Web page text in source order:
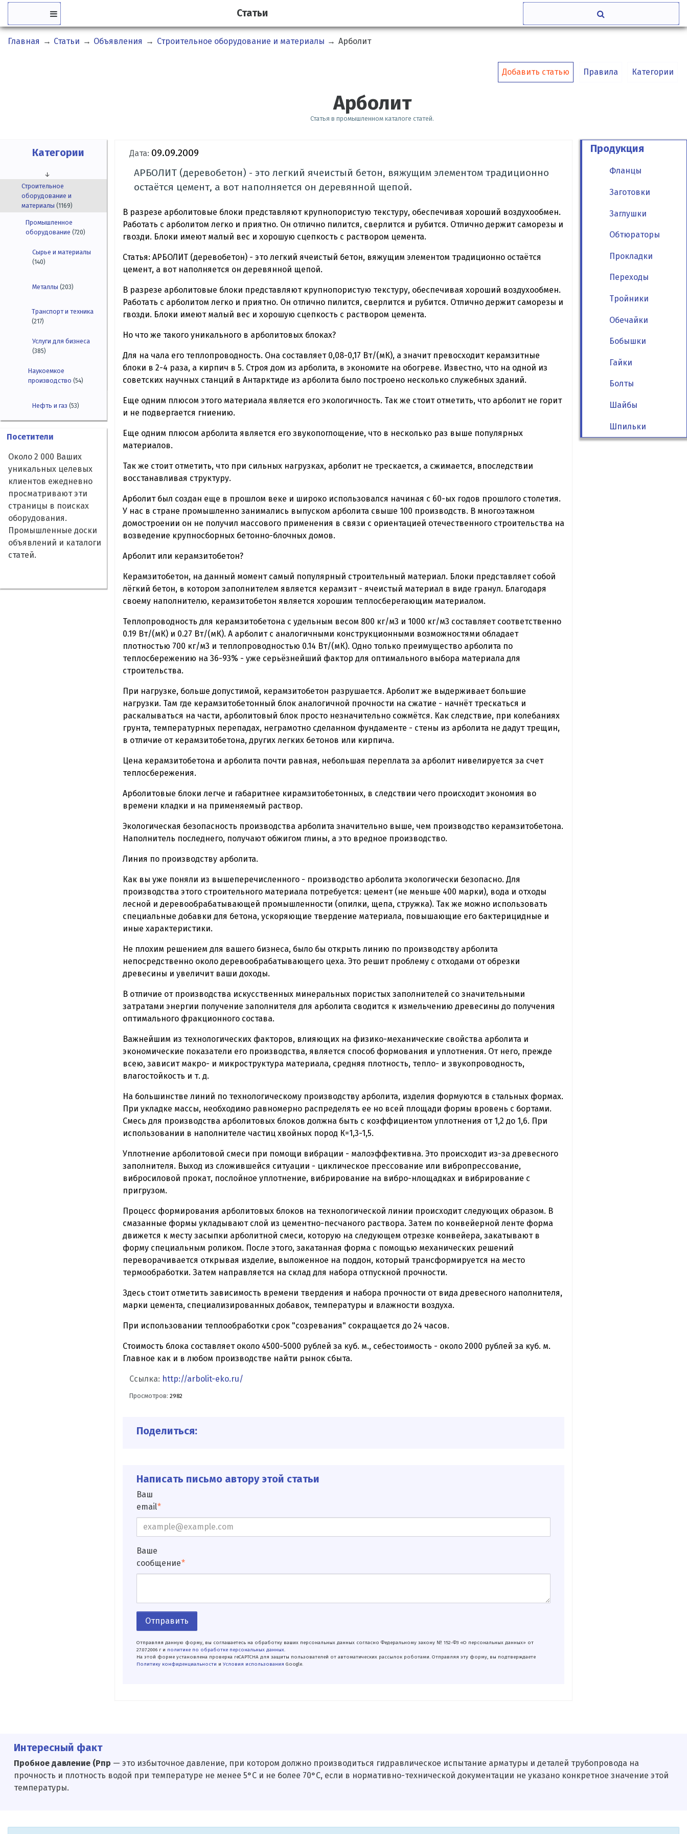
Статьи
Главная → Статьи → Объявления → Строительное оборудование и материалы → Арболит
Добавить статью Правила Категории
Арболит
Статья в промышленном каталоге статей.
Категории
↓
Строительное
оборудование и
материалы (1169)
Промышленное
оборудование (720)
Сырье и материалы
(140)
Металлы(203)
Транспорт и техника
(217)
Услуги для бизнеса
(385)
Наукоемкое
производство (54)
Нефть и газ(53)
Посетители
Около 2 000 Ваших
уникальных целевых
клиентов ежедневно
просматривают эти
страницы в поисках
оборудования.
Промышленные доски
объявлений и каталоги
статей.
Дата: 09.09.2009
АРБОЛИТ (деревобетон) - это легкий ячеистый бетон, вяжущим элементом традиционно
остаётся цемент, а вот наполняется он деревянной щепой.
В разрезе арболитовые блоки представляют крупнопористую текстуру, обеспечивая хороший воздухообмен.
Работать с арболитом легко и приятно. Он отлично пилится, сверлится и рубится. Отлично держит саморезы и
гвозди. Блоки имеют малый вес и хорошую сцепкость с раствором цемента.
Статья: АРБОЛИТ (деревобетон) - это легкий ячеистый бетон, вяжущим элементом традиционно остаётся
цемент, а вот наполняется он деревянной щепой.
В разрезе арболитовые блоки представляют крупнопористую текстуру, обеспечивая хороший воздухообмен.
Работать с арболитом легко и приятно. Он отлично пилится, сверлится и рубится. Отлично держит саморезы и
гвозди. Блоки имеют малый вес и хорошую сцепкость с раствором цемента.
Но что же такого уникального в арболитовых блоках?
Для на чала его теплопроводность. Она составляет 0,08-0,17 Вт/(мК), а значит превосходит керамзитные
блоки в 2-4 раза, а кирпич в 5. Строя дом из арболита, в экономите на обогреве. Известно, что на одной из
советских научных станций в Антарктиде из арболита было построено несколько служебных зданий.
Еще одним плюсом этого материала является его экологичность. Так же стоит отметить, что арболит не горит
и не подвергается гниению.
Еще одним плюсом арболита является его звукопоглощение, что в несколько раз выше популярных
материалов.
Так же стоит отметить, что при сильных нагрузках, арболит не трескается, а сжимается, впоследствии
восстанавливая структуру.
Арболит был создан еще в прошлом веке и широко использовался начиная с 60-ых годов прошлого столетия.
У нас в стране промышленно занимались выпуском арболита свыше 100 производств. В многоэтажном
домостроении он не получил массового применения в связи с ориентацией отечественного строительства на
возведение крупносборных бетонно-блочных домов.
Арболит или керамзитобетон?
Керамзитобетон, на данный момент самый популярный строительный материал. Блоки представляет собой
лёгкий бетон, в котором заполнителем является керамзит - ячеистый материал в виде гранул. Благодаря
своему наполнителю, керамзитобетон является хорошим теплосберегающим материалом.
Теплопроводность для керамзитобетона с удельным весом 800 кг/м3 и 1000 кг/м3 составляет соответственно
0.19 Вт/(мК) и 0.27 Вт/(мК). А арболит с аналогичными конструкционными возможностями обладает
плотностью 700 кг/м3 и теплопроводностью 0.14 Вт/(мК). Одно только преимущество арболита по
теплосбережению на 36-93% - уже серьёзнейший фактор для оптимального выбора материала для
строительства.
При нагрузке, больше допустимой, керамзитобетон разрушается. Арболит же выдерживает большие
нагрузки. Там где керамзитобетонный блок аналогичной прочности на сжатие - начнёт трескаться и
раскалываться на части, арболитовый блок просто незначительно сожмётся. Как следствие, при колебаниях
грунта, температурных перепадах, неграмотно сделанном фундаменте - стены из арболита не дадут трещин,
в отличие от керамзитобетона, других легких бетонов или кирпича.
Цена керамзитобетона и арболита почти равная, небольшая переплата за арболит нивелируется за счет
теплосбережения.
Арболитовые блоки легче и габаритнее кирамзитобетонных, в следствии чего происходит экономия во
времени кладки и на применяемый раствор.
Экологическая безопасность производства арболита значительно выше, чем производство керамзитобетона.
Наполнитель последнего, получают обжигом глины, а это вредное производство.
Линия по производству арболита.
Как вы уже поняли из вышеперечисленного - производство арболита экологически безопасно. Для
производства этого строительного материала потребуется: цемент (не меньше 400 марки), вода и отходы
лесной и деревообрабатывающей промышленности (опилки, щепа, стружка). Так же можно использовать
специальные добавки для бетона, ускоряющие твердение материала, повышающие его бактерицидные и
иные характеристики.
Не плохим решением для вашего бизнеса, было бы открыть линию по производству арболита
непосредственно около деревообрабатывающего цеха. Это решит проблему с отходами от обрезки
древесины и увеличит ваши доходы.
В отличие от производства искусственных минеральных пористых заполнителей со значительными
затратами энергии получение заполнителя для арболита сводится к измельчению древесины до получения
оптимального фракционного состава.
Важнейшим из технологических факторов, влияющих на физико-механические свойства арболита и
экономические показатели его производства, является способ формования и уплотнения. От него, прежде
всею, зависит макро- и микроструктура материала, средняя плотность, тепло- и звукопроводность,
влагостойкость и т. д.
На большинстве линий по технологическому производству арболита, изделия формуются в стальных формах.
При укладке массы, необходимо равномерно распределять ее но всей площади формы вровень с бортами.
Смесь для производства арболитовых блоков должна быть с коэффициентом уплотнения от 1,2 до 1,6. При
использовании в наполнителе частиц хвойных пород К=1,3-1,5.
Уплотнение арболитовой смеси при помощи вибрации - малоэффективна. Это происходит из-за древесного
заполнителя. Выход из сложившейся ситуации - циклическое прессование или вибропрессование,
вибросиловой прокат, послойное уплотнение, вибрирование на вибро-нлощадках и вибрирование с
пригрузом.
Процесс формирования арболитовых блоков на технологической линии происходит следующих образом. В
смазанные формы укладывают слой из цементно-песчаного раствора. Затем по конвейерной ленте форма
движется к месту засыпки арболитной смеси, которую на следующем отрезке конвейера, закатывают в
форму специальным роликом. После этого, закатанная форма с помощью механических решений
переворачивается открывая изделие, выложенное на поддон, который трансформируется на место
термообработки. Затем направляется на склад для набора отпускной прочности.
Здесь стоит отметить зависимость времени твердения и набора прочности от вида древесного наполнителя,
марки цемента, специализированных добавок, температуры и влажности воздуха.
При использовании теплообработки срок "созревания" сокращается до 24 часов.
Стоимость блока составляет около 4500-5000 рублей за куб. м., себестоимость - около 2000 рублей за куб. м.
Главное как и в любом производстве найти рынок сбыта.
Ссылка: http://arbolit-eko.ru/
Просмотров:2982
Поделиться:
Написать письмо автору этой статьи
Ваш
email
Ваше
сообщение
Отправить
Отправляя данную форму, вы соглашаетесь на обработку ваших персональных данных согласно Федеральному закону № 152-ФЗ «О персональных данных» от
27.07.2006 г и политике по обработке персональных данных.
На этой форме установлена проверка reCAPTCHA для защиты пользователей от автоматических рассылок роботами. Отправляя эту форму, вы подтверждаете
Политику конфиденциальности и Условия использования Google.
Продукция
Фланцы
Заготовки
Заглушки
Обтюраторы
Прокладки
Переходы
Тройники
Обечайки
Бобышки
Гайки
Болты
Шайбы
Шпильки
Интересный факт
Пробное давление (Рпр — это избыточное давление, при котором должно производиться гидравлическое испытание арматуры и деталей трубопровода на
прочность и плотность водой при температуре не менее 5°С и не более 70°С, если в нормативно-технической документации не указано конкретное значение этой
температуры.